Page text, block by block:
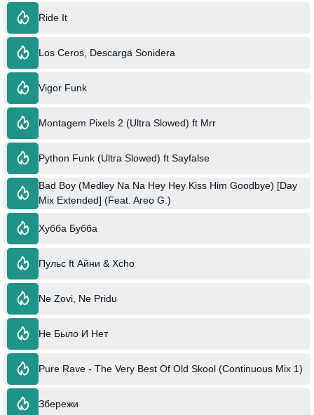
Ride It
Los Ceros, Descarga Sonidera
Vigor Funk
Montagem Pixels 2 (Ultra Slowed) ft Mrr
Python Funk (Ultra Slowed) ft Sayfalse
Bad Boy (Medley Na Na Hey Hey Kiss Him Goodbye) [Day
Mix Extended] (Feat. Areo G.)
Хубба Бубба
Пульс ft Айни & Xcho
Ne Zovi, Ne Pridu
Не Было И Нет
Pure Rave - The Very Best Of Old Skool (Continuous Mix 1)
Збережи